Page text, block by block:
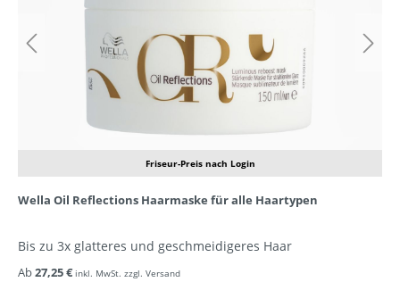
Friseur-Preis nach Login
Wella Oil Reflections Haarmaske für alle Haartypen
Bis zu 3x glatteres und geschmeidigeres Haar
Ab27,25 € inkl. MwSt. zzgl. Versand